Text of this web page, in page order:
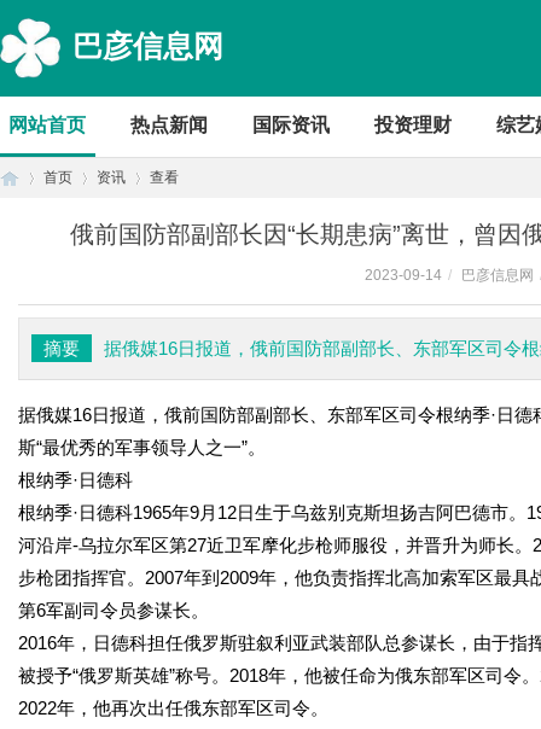
巴彦信息网
网站首页 热点新闻 国际资讯 投资理财 综艺
首页 资讯 查看
俄前国防部副部长因“长期患病”离世，曾
2023-09-14 / 巴彦信息网
摘要 据俄媒16日报道，俄前国防部副部长、东部军区司令
据俄媒16日报道，俄前国防部副部长、东部军区司令根纳季·日
斯“最优秀的军事领导人之一”。
根纳季·日德科
根纳季·日德科1965年9月12日生于乌兹别克斯坦扬吉阿巴德市
河沿岸-乌拉尔军区第27近卫军摩化步枪师服役，并晋升为师长
步枪团指挥官。2007年到2009年，他负责指挥北高加索军区最
第6军副司令员参谋长。
2016年，日德科担任俄罗斯驻叙利亚武装部队总参谋长，由于
被授予“俄罗斯英雄”称号。2018年，他被任命为俄东部军区司
2022年，他再次出任俄东部军区司令。